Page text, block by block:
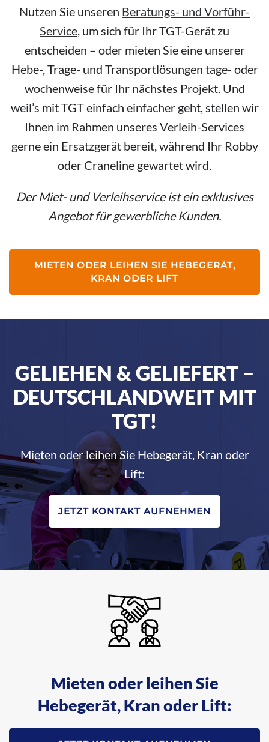
Nutzen Sie unseren Beratungs- und Vorführ-
Service, um sich für Ihr TGT-Gerät zu
entscheiden – oder mieten Sie eine unserer
Hebe-, Trage- und Transportlösungen tage- oder
wochenweise für Ihr nächstes Projekt. Und
weil’s mit TGT einfach einfacher geht, stellen wir
Ihnen im Rahmen unseres Verleih-Services
gerne ein Ersatzgerät bereit, während Ihr Robby
oder Craneline gewartet wird.
Der Miet- und Verleihservice ist ein exklusives
Angebot für gewerbliche Kunden.
MIETEN ODER LEIHEN SIE HEBEGERÄT,
KRAN ODER LIFT
GELIEHEN & GELIEFERT –
DEUTSCHLAND­WEIT MIT
TGT!
Mieten oder leihen Sie Hebegerät, Kran oder
Lift:
JETZT KONTAKT AUFNEHMEN
Mieten oder leihen Sie
Hebegerät, Kran oder Lift: